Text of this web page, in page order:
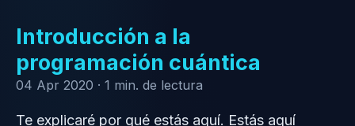
Introducción a la
programación cuántica
04 Apr 2020 · 1 min. de lectura
Te explicaré por qué estás aquí. Estás aquí